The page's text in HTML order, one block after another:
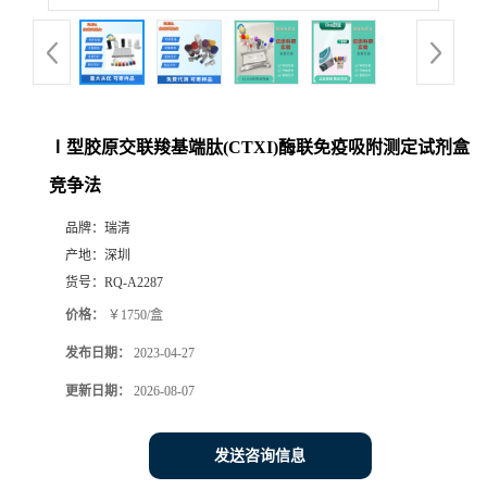
Ⅰ型胶原交联羧基端肽(CTXI)酶联免疫吸附测定试剂盒
竞争法
品牌： 瑞清
产地： 深圳
货号： RQ-A2287
价格： ￥1750/盒
发布日期： 2023-04-27
更新日期： 2026-08-07
发送咨询信息